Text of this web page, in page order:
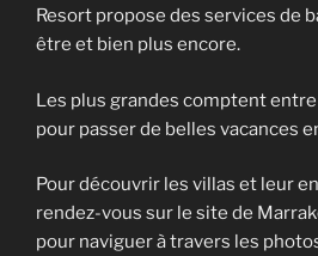
Resort propose des services de
être et bien plus encore.
Les plus grandes comptent
pour passer de belles vacances
Pour découvrir les villas et leur
rendez-vous sur le site de
pour naviguer à travers les